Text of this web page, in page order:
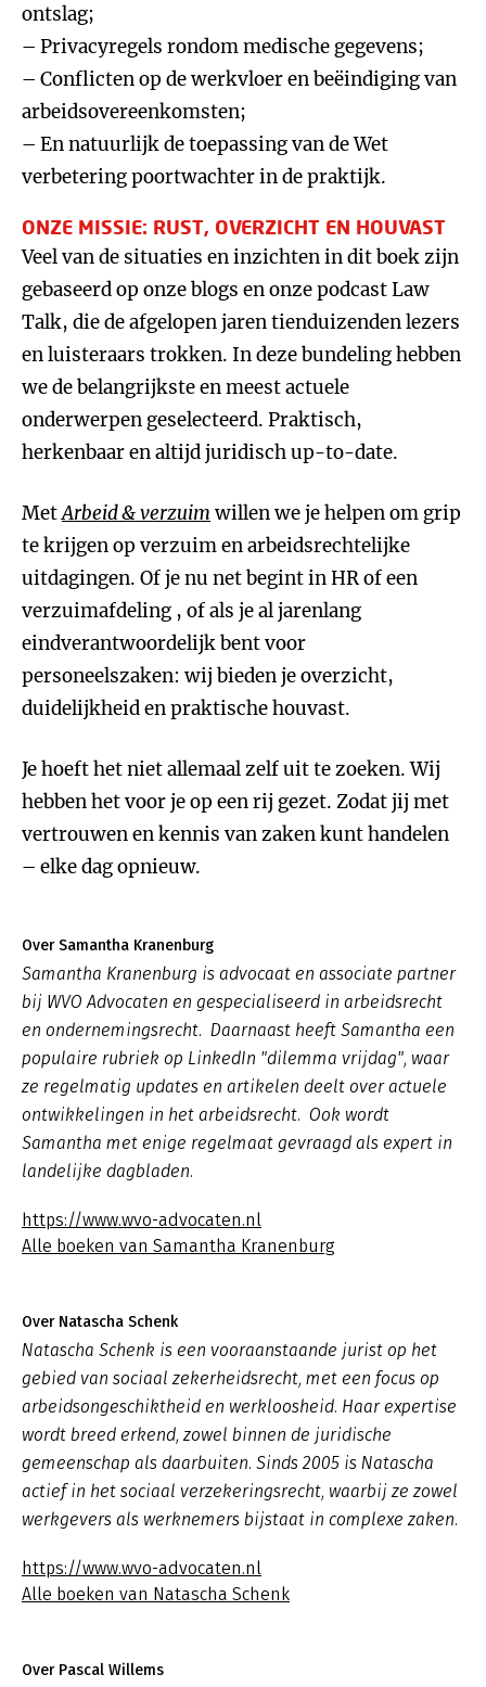
ontslag;
– Privacyregels rondom medische gegevens;
– Conflicten op de werkvloer en beëindiging van
arbeidsovereenkomsten;
– En natuurlijk de toepassing van de Wet
verbetering poortwachter in de praktijk.
ONZE MISSIE: RUST, OVERZICHT EN HOUVAST
Veel van de situaties en inzichten in dit boek zijn
gebaseerd op onze blogs en onze podcast Law
Talk, die de afgelopen jaren tienduizenden lezers
en luisteraars trokken. In deze bundeling hebben
we de belangrijkste en meest actuele
onderwerpen geselecteerd. Praktisch,
herkenbaar en altijd juridisch up-to-date.
MetArbeid & verzuim willen we je helpen om grip
te krijgen op verzuim en arbeidsrechtelijke
uitdagingen. Of je nu net begint in HR of een
verzuimafdeling , of als je al jarenlang
eindverantwoordelijk bent voor
personeelszaken: wij bieden je overzicht,
duidelijkheid en praktische houvast.
Je hoeft het niet allemaal zelf uit te zoeken. Wij
hebben het voor je op een rij gezet. Zodat jij met
vertrouwen en kennis van zaken kunt handelen
– elke dag opnieuw.
Over Samantha Kranenburg
Samantha Kranenburg is advocaat en associate partner
bij WVO Advocaten en gespecialiseerd in arbeidsrecht
en ondernemingsrecht. Daarnaast heeft Samantha een
populaire rubriek op LinkedIn "dilemma vrijdag", waar
ze regelmatig updates en artikelen deelt over actuele
ontwikkelingen in het arbeidsrecht. Ook wordt
Samantha met enige regelmaat gevraagd als expert in
landelijke dagbladen.
https://www.wvo-advocaten.nl
Alle boeken van Samantha Kranenburg
Over Natascha Schenk
Natascha Schenk is een vooraanstaande jurist op het
gebied van sociaal zekerheidsrecht, met een focus op
arbeidsongeschiktheid en werkloosheid. Haar expertise
wordt breed erkend, zowel binnen de juridische
gemeenschap als daarbuiten. Sinds 2005 is Natascha
actief in het sociaal verzekeringsrecht, waarbij ze zowel
werkgevers als werknemers bijstaat in complexe zaken.
https://www.wvo-advocaten.nl
Alle boeken van Natascha Schenk
Over Pascal Willems